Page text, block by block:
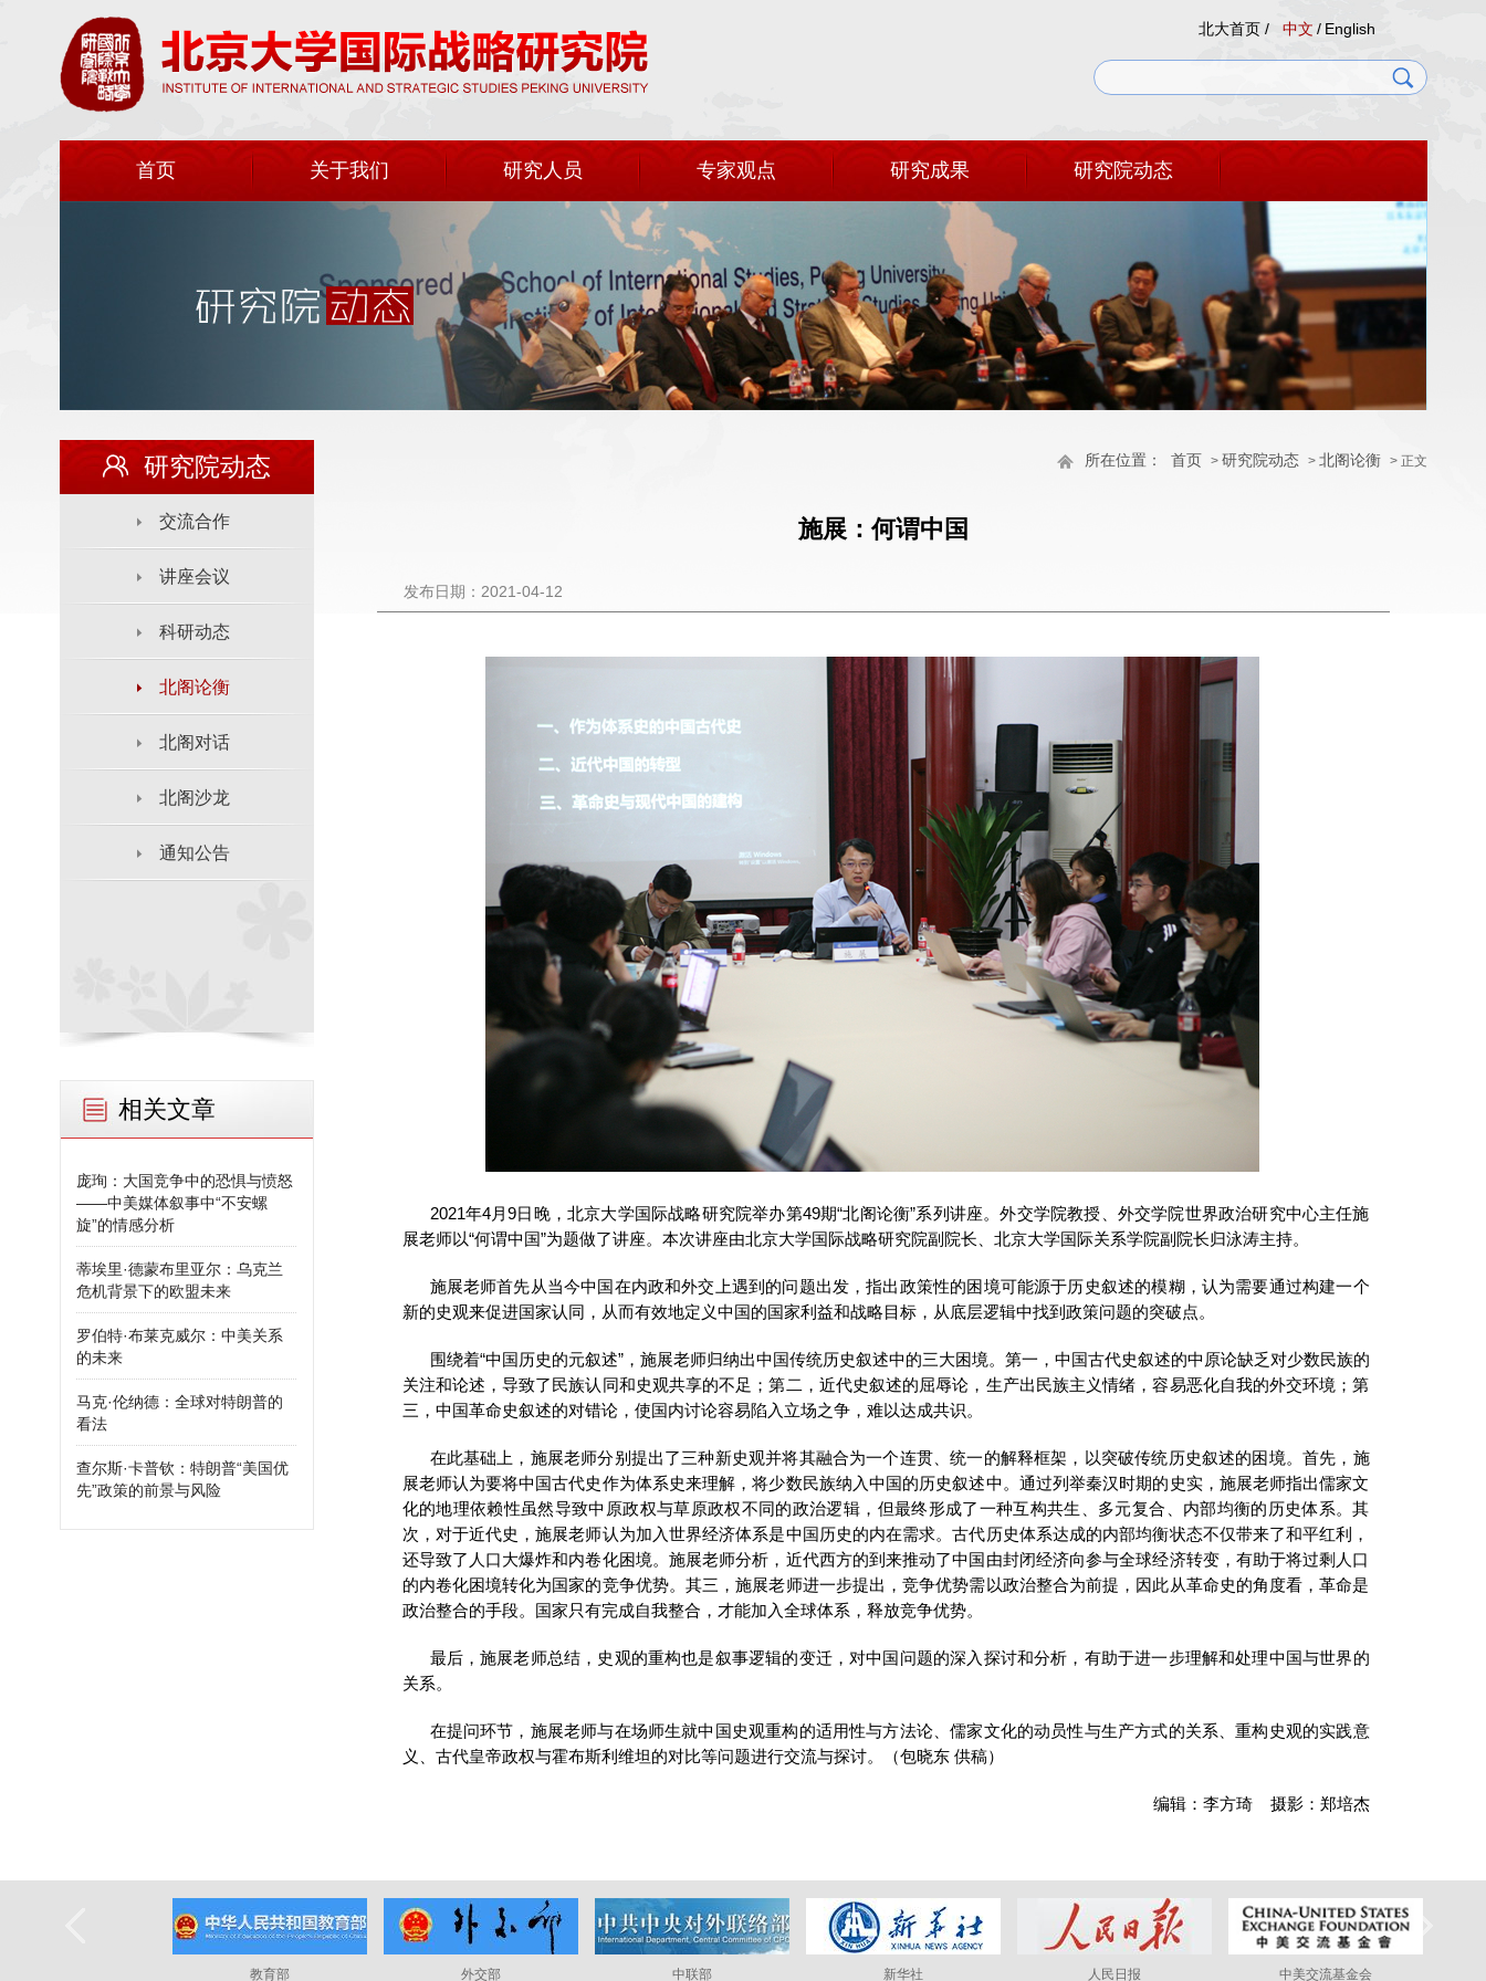
北大首页 / 中文 / English
首页 关于我们 研究人员 专家观点 研究成果 研究院动态
所在位置： 首页 > 研究院动态 > 北阁论衡 > 正文
研究院动态
交流合作
讲座会议
科研动态
北阁论衡
北阁对话
北阁沙龙
通知公告
相关文章
庞珣：大国竞争中的恐惧与愤怒
——中美媒体叙事中“不安螺
旋”的情感分析
蒂埃里·德蒙布里亚尔：乌克兰
危机背景下的欧盟未来
罗伯特·布莱克威尔：中美关系
的未来
马克·伦纳德：全球对特朗普的
看法
查尔斯·卡普钦：特朗普“美国优
先”政策的前景与风险
施展：何谓中国
发布日期：2021-04-12
2021年4月9日晚，北京大学国际战略研究院举办第49期“北阁论衡”系列讲座。外交学院教授、外交学院世界政治研究中心主任施
展老师以“何谓中国”为题做了讲座。本次讲座由北京大学国际战略研究院副院长、北京大学国际关系学院副院长归泳涛主持。
施展老师首先从当今中国在内政和外交上遇到的问题出发，指出政策性的困境可能源于历史叙述的模糊，认为需要通过构建一个
新的史观来促进国家认同，从而有效地定义中国的国家利益和战略目标，从底层逻辑中找到政策问题的突破点。
围绕着“中国历史的元叙述”，施展老师归纳出中国传统历史叙述中的三大困境。第一，中国古代史叙述的中原论缺乏对少数民族的
关注和论述，导致了民族认同和史观共享的不足；第二，近代史叙述的屈辱论，生产出民族主义情绪，容易恶化自我的外交环境；第
三，中国革命史叙述的对错论，使国内讨论容易陷入立场之争，难以达成共识。
在此基础上，施展老师分别提出了三种新史观并将其融合为一个连贯、统一的解释框架，以突破传统历史叙述的困境。首先，施
展老师认为要将中国古代史作为体系史来理解，将少数民族纳入中国的历史叙述中。通过列举秦汉时期的史实，施展老师指出儒家文
化的地理依赖性虽然导致中原政权与草原政权不同的政治逻辑，但最终形成了一种互构共生、多元复合、内部均衡的历史体系。其
次，对于近代史，施展老师认为加入世界经济体系是中国历史的内在需求。古代历史体系达成的内部均衡状态不仅带来了和平红利，
还导致了人口大爆炸和内卷化困境。施展老师分析，近代西方的到来推动了中国由封闭经济向参与全球经济转变，有助于将过剩人口
的内卷化困境转化为国家的竞争优势。其三，施展老师进一步提出，竞争优势需以政治整合为前提，因此从革命史的角度看，革命是
政治整合的手段。国家只有完成自我整合，才能加入全球体系，释放竞争优势。
最后，施展老师总结，史观的重构也是叙事逻辑的变迁，对中国问题的深入探讨和分析，有助于进一步理解和处理中国与世界的
关系。
在提问环节，施展老师与在场师生就中国史观重构的适用性与方法论、儒家文化的动员性与生产方式的关系、重构史观的实践意
义、古代皇帝政权与霍布斯利维坦的对比等问题进行交流与探讨。（包晓东 供稿）
编辑：李方琦 摄影：郑培杰
教育部 外交部 中联部 新华社 人民日报 中美交流基金会